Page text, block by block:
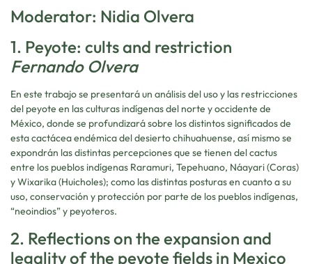
Moderator: Nidia Olvera
1. Peyote: cults and restriction
Fernando Olvera
En este trabajo se presentará un análisis del uso y las restricciones
del peyote en las culturas indígenas del norte y occidente de
México, donde se profundizará sobre los distintos significados de
esta cactácea endémica del desierto chihuahuense, así mismo se
expondrán las distintas percepciones que se tienen del cactus
entre los pueblos indígenas Raramuri, Tepehuano, Náayari (Coras)
y Wixarika (Huicholes); como las distintas posturas en cuanto a su
uso, conservación y protección por parte de los pueblos indígenas,
“neoindios” y peyoteros.
2. Reflections on the expansion and
legality of the peyote fields in Mexico